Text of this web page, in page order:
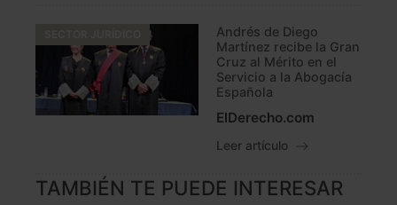
Andrés de Diego
Martínez recibe la Gran
Cruz al Mérito en el
Servicio a la Abogacía
Española
ElDerecho.com
Leer artículo
TAMBIÉN TE PUEDE INTERESAR